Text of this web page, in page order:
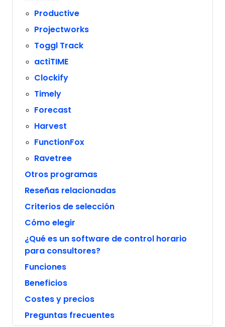
Productive
Projectworks
Toggl Track
actiTIME
Clockify
Timely
Forecast
Harvest
FunctionFox
Ravetree
Otros programas
Reseñas relacionadas
Criterios de selección
Cómo elegir
¿Qué es un software de control horario
para consultores?
Funciones
Beneficios
Costes y precios
Preguntas frecuentes